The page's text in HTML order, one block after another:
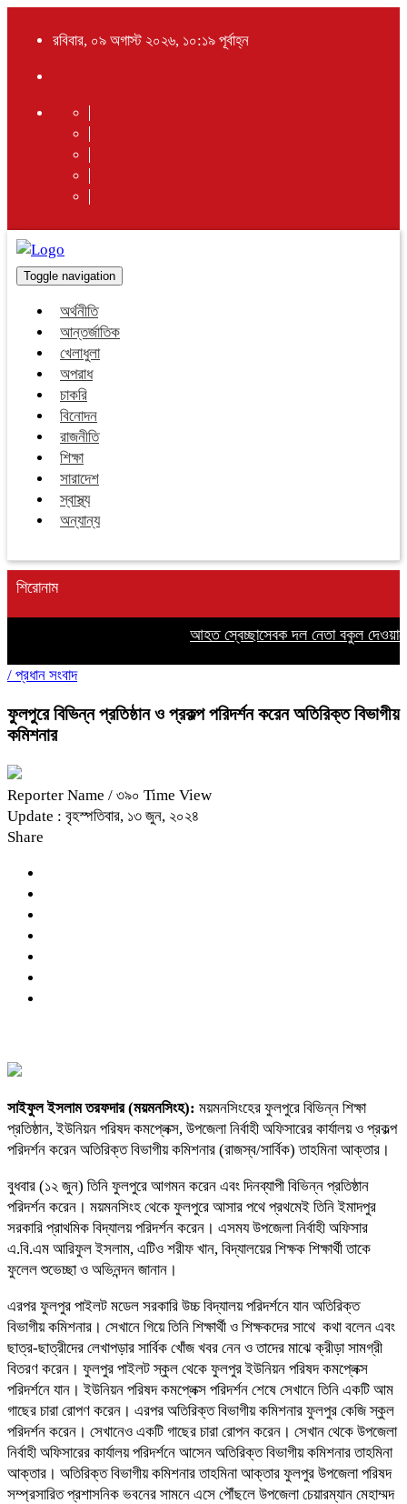
রবিবার, ০৯ অগাস্ট ২০২৬, ১০:১৯ পূর্বাহ্ন
Toggle navigation
অর্থনীতি
আন্তর্জাতিক
খেলাধুলা
অপরাধ
চাকরি
বিনোদন
রাজনীতি
শিক্ষা
সারাদেশ
স্বাস্থ্য
অন্যান্য
শিরোনাম
আহত স্বেচ্ছাসেবক দল নেতা বকুল
/ প্রধান সংবাদ
ফুলপুরে বিভিন্ন প্রতিষ্ঠান ও প্রকল্প পরিদর্শন করেন অতিরিক্ত বিভাগীয়
কমিশনার
Reporter Name / ৩৯০ Time View
Update : বৃহস্পতিবার, ১৩ জুন, ২০২৪
Share
সাইফুল ইসলাম তরফদার (ময়মনসিংহ): ময়মনসিংহের ফুলপুরে বিভিন্ন শিক্ষা
প্রতিষ্ঠান, ইউনিয়ন পরিষদ কমপ্লেক্স, উপজেলা নির্বাহী অফিসারের কার্যালয় ও প্রকল্প
পরিদর্শন করেন অতিরিক্ত বিভাগীয় কমিশনার (রাজস্ব/সার্বিক) তাহমিনা আক্তার।
বুধবার (১২ জুন) তিনি ফুলপুরে আগমন করেন এবং দিনব্যাপী বিভিন্ন প্রতিষ্ঠান
পরিদর্শন করেন। ময়মনসিংহ থেকে ফুলপুরে আসার পথে প্রথমেই তিনি ইমাদপুর
সরকারি প্রাথমিক বিদ্যালয় পরিদর্শন করেন। এসময উপজেলা নির্বাহী অফিসার
এ.বি.এম আরিফুল ইসলাম, এটিও শরীফ খান, বিদ্যালয়ের শিক্ষক শিক্ষার্থী তাকে
ফুলেল শুভেচ্ছা ও অভিনন্দন জানান।
এরপর ফুলপুর পাইলট মডেল সরকারি উচ্চ বিদ্যালয় পরিদর্শনে যান অতিরিক্ত
বিভাগীয় কমিশনার। সেখানে গিয়ে তিনি শিক্ষার্থী ও শিক্ষকদের সাথে কথা বলেন এবং
ছাত্র-ছাত্রীদের লেখাপড়ার সার্বিক খোঁজ খবর নেন ও তাদের মাঝে ক্রীড়া সামগ্রী
বিতরণ করেন। ফুলপুর পাইলট স্কুল থেকে ফুলপুর ইউনিয়ন পরিষদ কমপ্লেক্স
পরিদর্শনে যান। ইউনিয়ন পরিষদ কমপ্লেক্স পরিদর্শন শেষে সেখানে তিনি একটি আম
গাছের চারা রোপণ করেন। এরপর অতিরিক্ত বিভাগীয় কমিশনার ফুলপুর কেজি স্কুল
পরিদর্শন করেন। সেখানেও একটি গাছের চারা রোপন করেন। সেখান থেকে উপজেলা
নির্বাহী অফিসারের কার্যালয় পরিদর্শনে আসেন অতিরিক্ত বিভাগীয় কমিশনার তাহমিনা
আক্তার। অতিরিক্ত বিভাগীয় কমিশনার তাহমিনা আক্তার ফুলপুর উপজেলা পরিষদ
সম্প্রসারিত প্রশাসনিক ভবনের সামনে এসে পৌঁছলে উপজেলা চেয়ারম্যান মেহাম্মদ